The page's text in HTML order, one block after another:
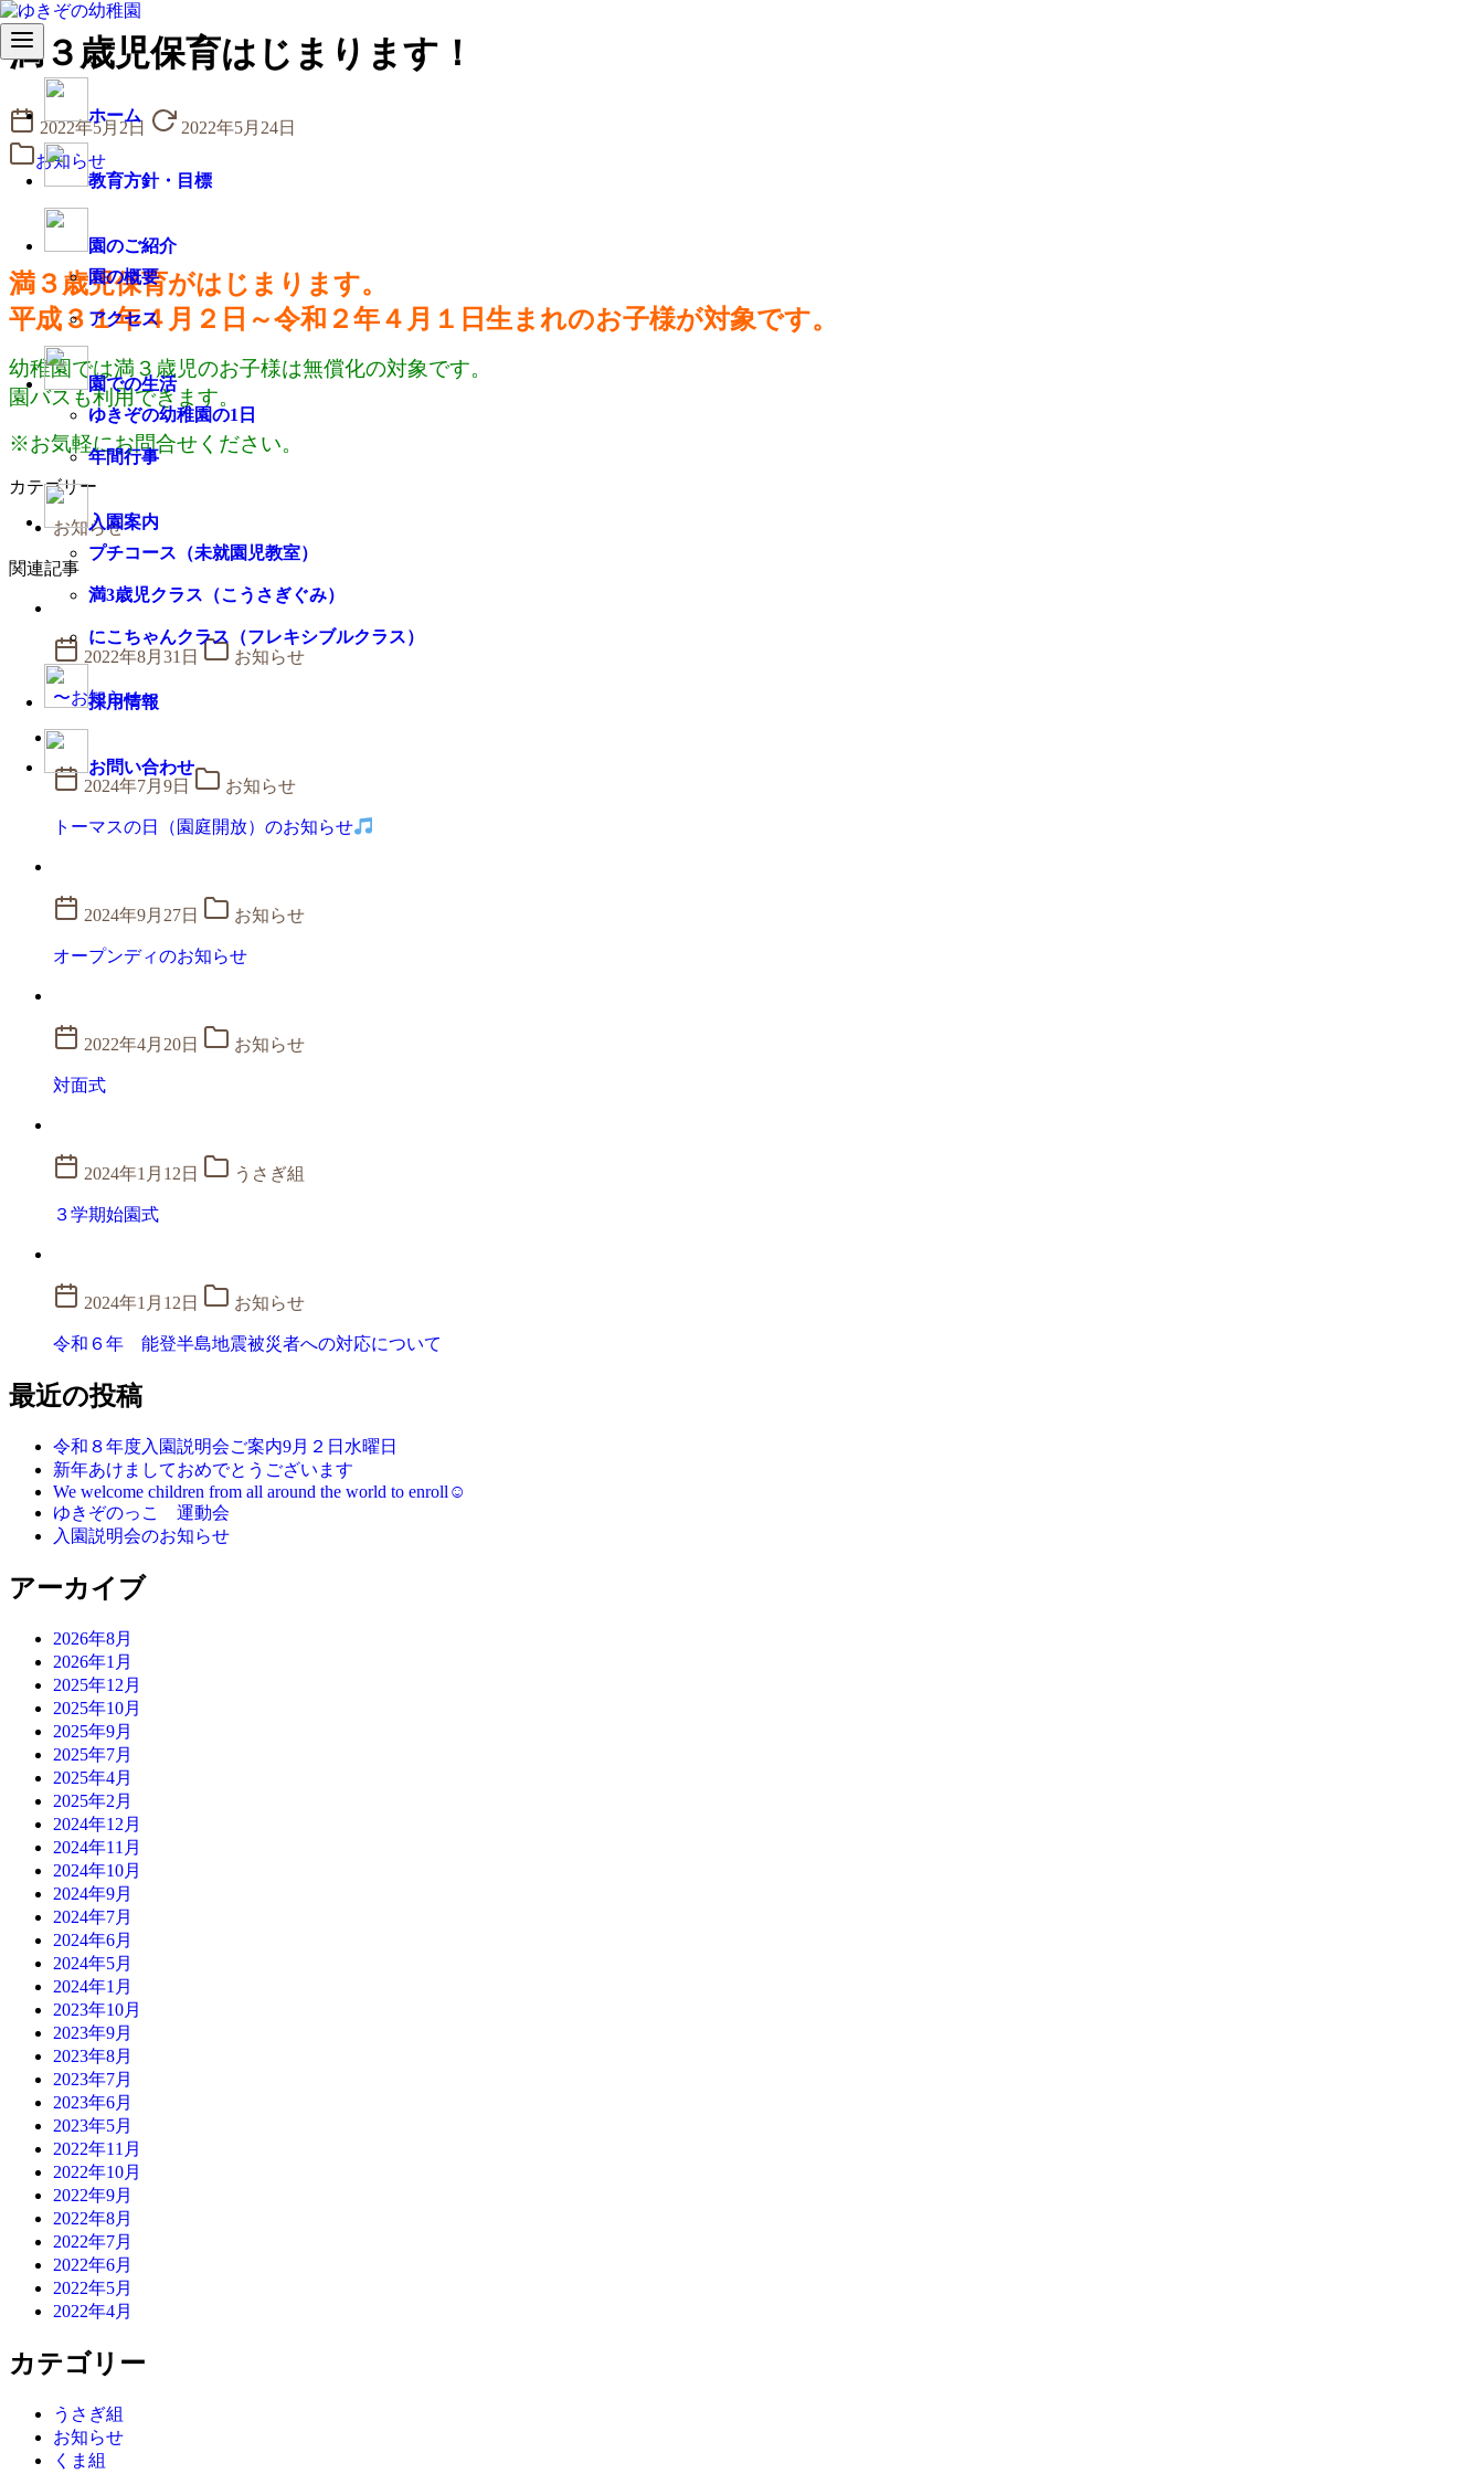
コ
ン
ン
ツ
ホーム
教育方針・目標
園のご紹介
園の概要
アクセス
園での生活
ゆきぞの幼稚園の1日
年間行事
入園案内
プチコース（未就園児教室）
満3歳児クラス（こうさぎぐみ）
にこちゃんクラス（フレキシブルクラス）
採用情報
お問い合わせ
満３歳児保育はじまります！
2022年5月2日
2022年5月24日
お知らせ
満３歳児保育がはじまります。
平成３１年４月２日～令和２年４月１日生まれのお子様が対象です。
幼稚園では満３歳児のお子様は無償化の対象です。
園バスも利用できます。
※お気軽にお問合せください。
カテゴリー
お知らせ
関連記事
2022年8月31日 お知らせ
〜お知らせ〜
2024年7月9日 お知らせ
トーマスの日（園庭開放）のお知らせ
2024年9月27日 お知らせ
オープンディのお知らせ
2022年4月20日 お知らせ
対面式
2024年1月12日 うさぎ組
３学期始園式
2024年1月12日 お知らせ
令和６年 能登半島地震被災者への対応について
最近の投稿
令和８年度入園説明会ご案内9月２日水曜日
新年あけましておめでとうございます
We welcome children from all around the world to enroll☺
ゆきぞのっこ 運動会
入園説明会のお知らせ
アーカイブ
2026年8月
2026年1月
2025年12月
2025年10月
2025年9月
2025年7月
2025年4月
2025年2月
2024年12月
2024年11月
2024年10月
2024年9月
2024年7月
2024年6月
2024年5月
2024年1月
2023年10月
2023年9月
2023年8月
2023年7月
2023年6月
2023年5月
2022年11月
2022年10月
2022年9月
2022年8月
2022年7月
2022年6月
2022年5月
2022年4月
カテゴリー
うさぎ組
お知らせ
くま組